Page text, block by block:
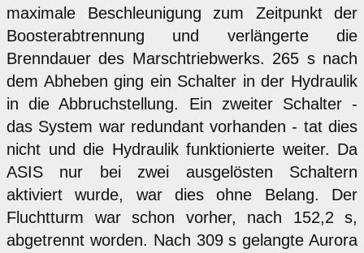
maximale Beschleunigung zum Zeitpunkt der
Boosterabtrennung und verlängerte die
Brenndauer des Marschtriebwerks. 265 s nach
dem Abheben ging ein Schalter in der Hydraulik
in die Abbruchstellung. Ein zweiter Schalter -
das System war redundant vorhanden - tat dies
nicht und die Hydraulik funktionierte weiter. Da
ASIS nur bei zwei ausgelösten Schaltern
aktiviert wurde, war dies ohne Belang. Der
Fluchtturm war schon vorher, nach 152,2 s,
abgetrennt worden. Nach 309 s gelangte Aurora